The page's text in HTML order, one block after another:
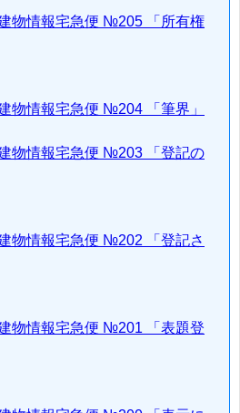
物情報宅急便 №205 「所有権
物情報宅急便 №204 「筆界」
物情報宅急便 №203 「登記の
物情報宅急便 №202 「登記さ
物情報宅急便 №201 「表題登